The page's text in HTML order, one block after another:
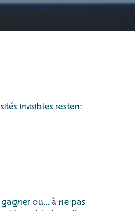
invisibles restent
ou……… à ne pas